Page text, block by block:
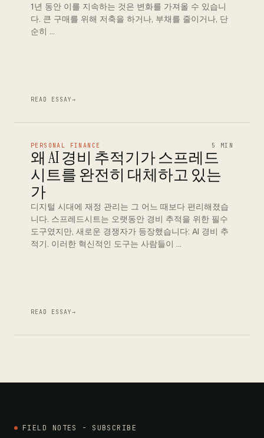
1년 동안 이를 지속하는 것은 변화를 가져올 수 있습니
다. 큰 구매를 위해 저축을 하거나, 부채를 줄이거나, 단
순히 …
READ ESSAY→
PERSONAL FINANCE 5 MIN
왜 AI 경비 추적기가 스프레드
시트를 완전히 대체하고 있는
가
디지털 시대에 재정 관리는 그 어느 때보다 편리해졌습
니다. 스프레드시트는 오랫동안 경비 추적을 위한 필수
도구였지만, 새로운 경쟁자가 등장했습니다: AI 경비 추
적기. 이러한 혁신적인 도구는 사람들이 …
READ ESSAY→
FIELD NOTES - SUBSCRIBE